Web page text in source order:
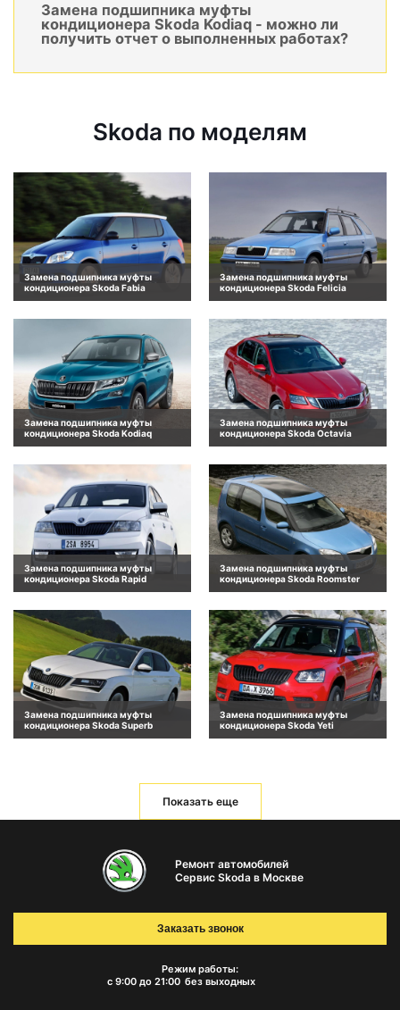
Замена подшипника муфты
кондиционера Skoda Kodiaq - можно ли
получить отчет о выполненных работах?
Skoda по моделям
Замена подшипника муфты
кондиционера Skoda Fabia
Замена подшипника муфты
кондиционера Skoda Felicia
Замена подшипника муфты
кондиционера Skoda Kodiaq
Замена подшипника муфты
кондиционера Skoda Octavia
Замена подшипника муфты
кондиционера Skoda Rapid
Замена подшипника муфты
кондиционера Skoda Roomster
Замена подшипника муфты
кондиционера Skoda Superb
Замена подшипника муфты
кондиционера Skoda Yeti
Показать еще
Ремонт автомобилей
Сервис Skoda в Москве
Режим работы:
с 9:00 до 21:00 без выходных
Заказать звонок